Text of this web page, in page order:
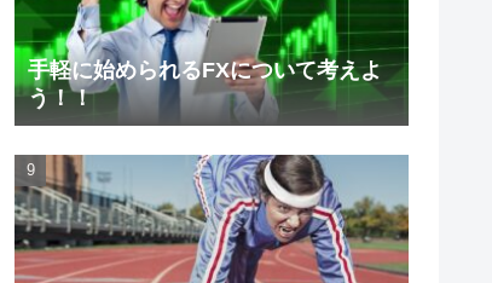
手軽に始められるFXについて考えよ
う！！